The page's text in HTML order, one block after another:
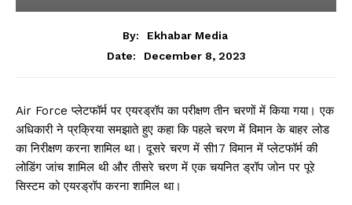
By:
Ekhabar Media
Date:
December 8, 2023
Air Force प्लेटफॉर्म पर एयरड्रॉप का परीक्षण तीन चरणों में किया गया। एक
अधिकारी ने प्रक्रिया समझाते हुए कहा कि पहले चरण में विमान के बाहर लोड
का निरीक्षण करना शामिल था। दूसरे चरण में सी17 विमान में प्लेटफॉर्म की
लोडिंग जांच शामिल थी और तीसरे चरण में एक चयनित ड्रॉप जोन पर पूरे
सिस्टम को एयरड्रॉप करना शामिल था।